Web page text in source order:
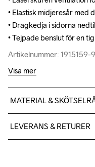
• Elastisk midjeresår med
• Dragkedja i sidorna
• Tejpade benslut för en
Artikelnummer:
• Elastisk midjeresår med
• Dragkedja i sidorna
• Tejpade benslut för en
Artikelnummer:
Visa mer
MATERIAL &
Face
LEVERANS & RETURER